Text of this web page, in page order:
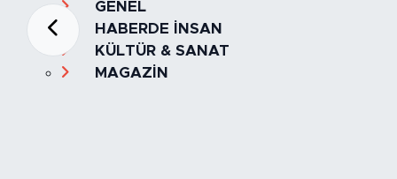
GENEL
HABERDE İNSAN
KÜLTÜR & SANAT
MAGAZİN